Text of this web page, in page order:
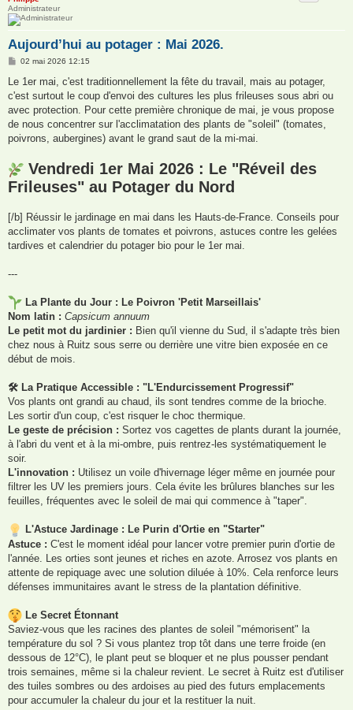
Administrateur
Aujourd’hui au potager : Mai 2026.
M
s
a
g
02 mai 2026 12:15
Le 1er mai, c'est traditionnellement la fête du travail, mais au potager,
c'est surtout le coup d'envoi des cultures les plus frileuses sous abri ou
avec protection. Pour cette première chronique de mai, je vous propose
de nous concentrer sur l'acclimatation des plants de "soleil" (tomates,
poivrons, aubergines) avant le grand saut de la mi-mai.
Vendredi 1er Mai 2026 : Le "Réveil des
Frileuses" au Potager du Nord
[/b] Réussir le jardinage en mai dans les Hauts-de-France. Conseils pour
acclimater vos plants de tomates et poivrons, astuces contre les gelées
tardives et calendrier du potager bio pour le 1er mai.
---
La Plante du Jour : Le Poivron 'Petit Marseillais'
Nom latin : Capsicum annuum
Le petit mot du jardinier : Bien qu'il vienne du Sud, il s'adapte très bien
chez nous à Ruitz sous serre ou derrière une vitre bien exposée en ce
début de mois.
🛠 La Pratique Accessible : "L'Endurcissement Progressif"
Vos plants ont grandi au chaud, ils sont tendres comme de la brioche.
Les sortir d'un coup, c'est risquer le choc thermique.
Le geste de précision : Sortez vos cagettes de plants durant la journée,
à l'abri du vent et à la mi-ombre, puis rentrez-les systématiquement le
soir.
L'innovation : Utilisez un voile d'hivernage léger même en journée pour
filtrer les UV les premiers jours. Cela évite les brûlures blanches sur les
feuilles, fréquentes avec le soleil de mai qui commence à "taper".
L'Astuce Jardinage : Le Purin d'Ortie en "Starter"
Astuce : C'est le moment idéal pour lancer votre premier purin d'ortie de
l'année. Les orties sont jeunes et riches en azote. Arrosez vos plants en
attente de repiquage avec une solution diluée à 10%. Cela renforce leurs
défenses immunitaires avant le stress de la plantation définitive.
Le Secret Étonnant
Saviez-vous que les racines des plantes de soleil "mémorisent" la
température du sol ? Si vous plantez trop tôt dans une terre froide (en
dessous de 12°C), le plant peut se bloquer et ne plus pousser pendant
trois semaines, même si la chaleur revient. Le secret à Ruitz est d'utiliser
des tuiles sombres ou des ardoises au pied des futurs emplacements
pour accumuler la chaleur du jour et la restituer la nuit.